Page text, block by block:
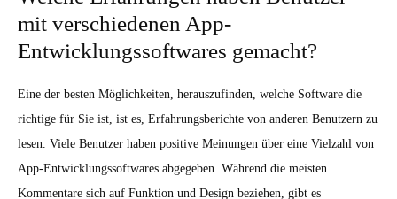
mit verschiedenen App-
Entwicklungssoftwares gemacht?
Eine der besten Möglichkeiten, herauszufinden, welche Software die
richtige für Sie ist, ist es, Erfahrungsberichte von anderen Benutzern zu
lesen. Viele Benutzer haben positive Meinungen über eine Vielzahl von
App-Entwicklungssoftwares abgegeben. Während die meisten
Kommentare sich auf Funktion und Design beziehen, gibt es